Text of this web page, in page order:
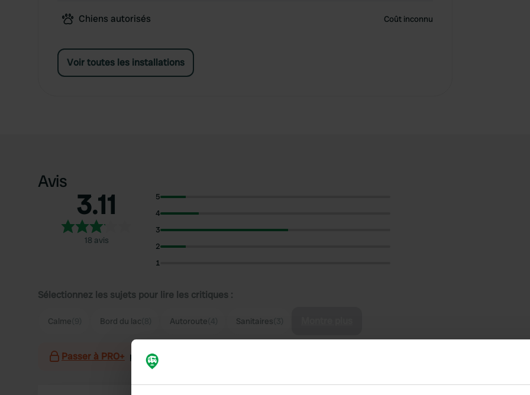
Chiens autorisés Coût inconnu
Voir toutes les installations
Avis
3.11
18 avis
5
4
3
2
1
Sélectionnez les sujets pour lire les critiques :
Calme Bord du lac Autoroute Sanitaires
Passer à PRO+ pour l'utilisation des filtres sur les avis